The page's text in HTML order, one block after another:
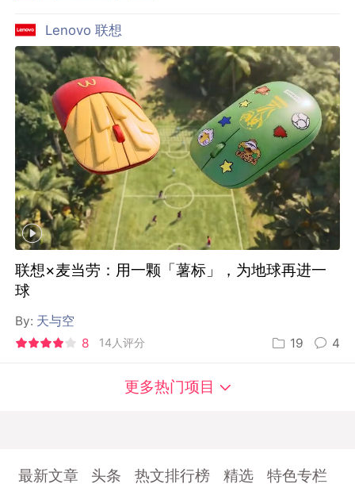
Lenovo 联想
联想×麦当劳：用一颗「薯标」，为地球再进一
球
By: 天与空
8
14人评分 19 4
更多热门项目
最新文章 头条 热文排行榜 精选 特色专栏